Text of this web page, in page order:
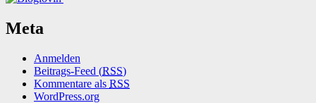
Meta
Anmelden
Beitrags-Feed (RSS)
Kommentare als RSS
WordPress.org